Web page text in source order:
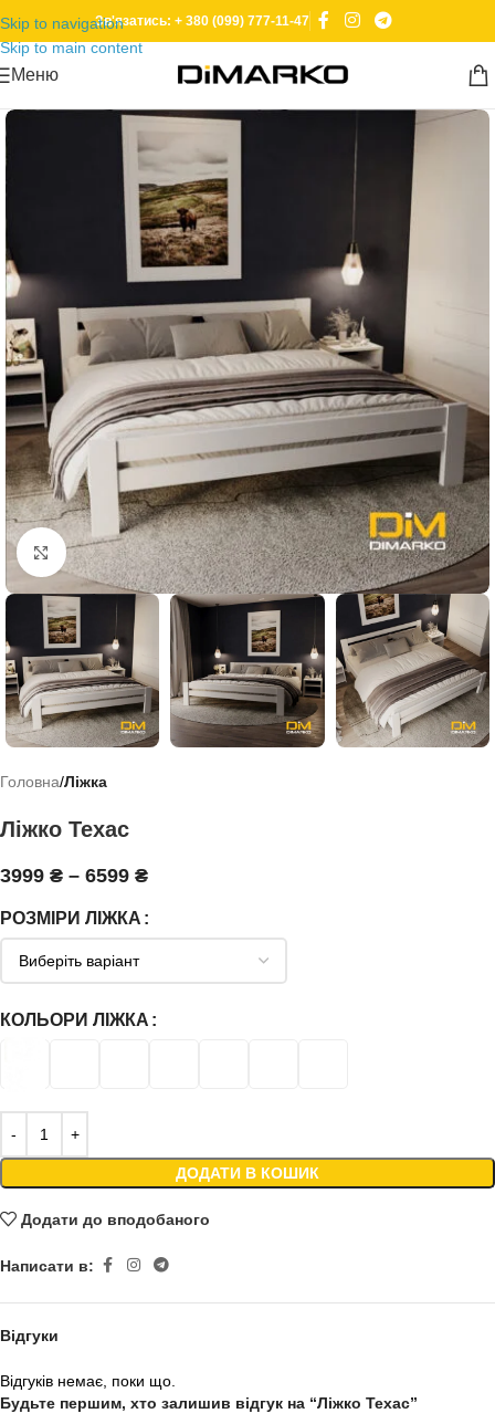
Skip to navigation
Skip to main content
Зв'язатись: + 380 (099) 777-11-47
Меню
Click to enlarge
Головна Ліжка
Ліжко Техас
3999 ₴ – 6599 ₴
РОЗМІРИ ЛІЖКА
КОЛЬОРИ ЛІЖКА
ДОДАТИ В КОШИК
Додати до вподобаного
Написати в:
Відгуки
Відгуків немає, поки що.
Будьте першим, хто залишив відгук на “Ліжко Техас”